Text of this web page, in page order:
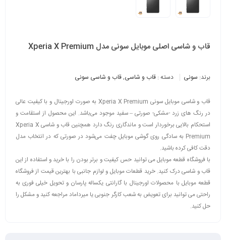
قاب و شاسی اصلی موبایل سونی مدل Xperia X Premium
برند: سونی دسته : قاب و شاسی,قاب و شاسی سونی
قاب و شاسی موبایل سونی Xperia X Premium به صورت اورجینال و با کیفیت عالی
در رنگ های زرد -مشکی- صورتی – سفید موجود می‌باشد. این محصول از استقامت و
استحکام بالایی برخوردار است و ماندگاری رنگ دارد همچنین قاب و شاسی Xperia X
Premium به سادگی روی گوشی موبایل چفت می‌شود در صورتی که در انتخاب مدل
دقت کافی کرده باشید.
با فروشگاه قطعه موبایل می توانید حس کیفیت و برتر بودن را با خرید و استفاده از این
قاب و شاسی درک کنید. خرید قطعات موبایل و لوازم جانبی با بهترین قیمت از فروشگاه
قطعه موبایل با محصولات اورجینال با گارانتی یکساله پارسان و تحویل خیلی فوری به
راحتی می توانید برای تعویض به شعب کارگر جنوبی یا میرداماد مراجعه کنید و مشکل را
حل کنید.